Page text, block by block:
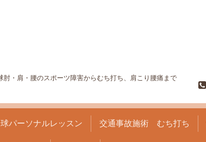
・肩・腰のスポーツ障害からむち打ち、肩こり腰痛まで
パーソナルレッスン 交通事故施術 むち打ち